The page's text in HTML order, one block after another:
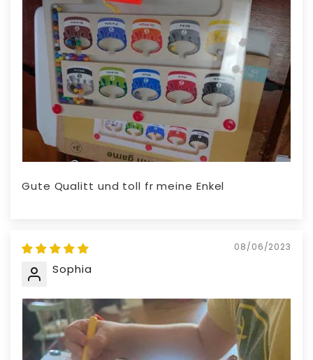
Gute Qualitt und toll fr meine Enkel
08/06/2023
Sophia